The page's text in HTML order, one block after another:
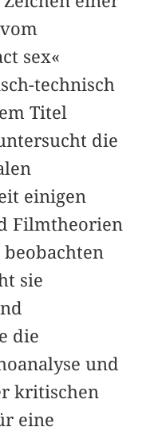
sex«
technisch
Titel
die
einigen
Filmtheorien
sie
die
und
kritischen
eine